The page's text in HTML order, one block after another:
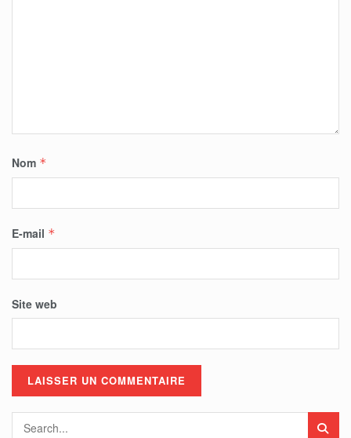
Nom *
E-mail *
Site web